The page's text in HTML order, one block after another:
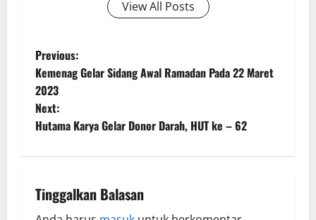
View All Posts
Previous:
Kemenag Gelar Sidang Awal Ramadan Pada 22 Maret
2023
Next:
Hutama Karya Gelar Donor Darah, HUT ke – 62
Tinggalkan Balasan